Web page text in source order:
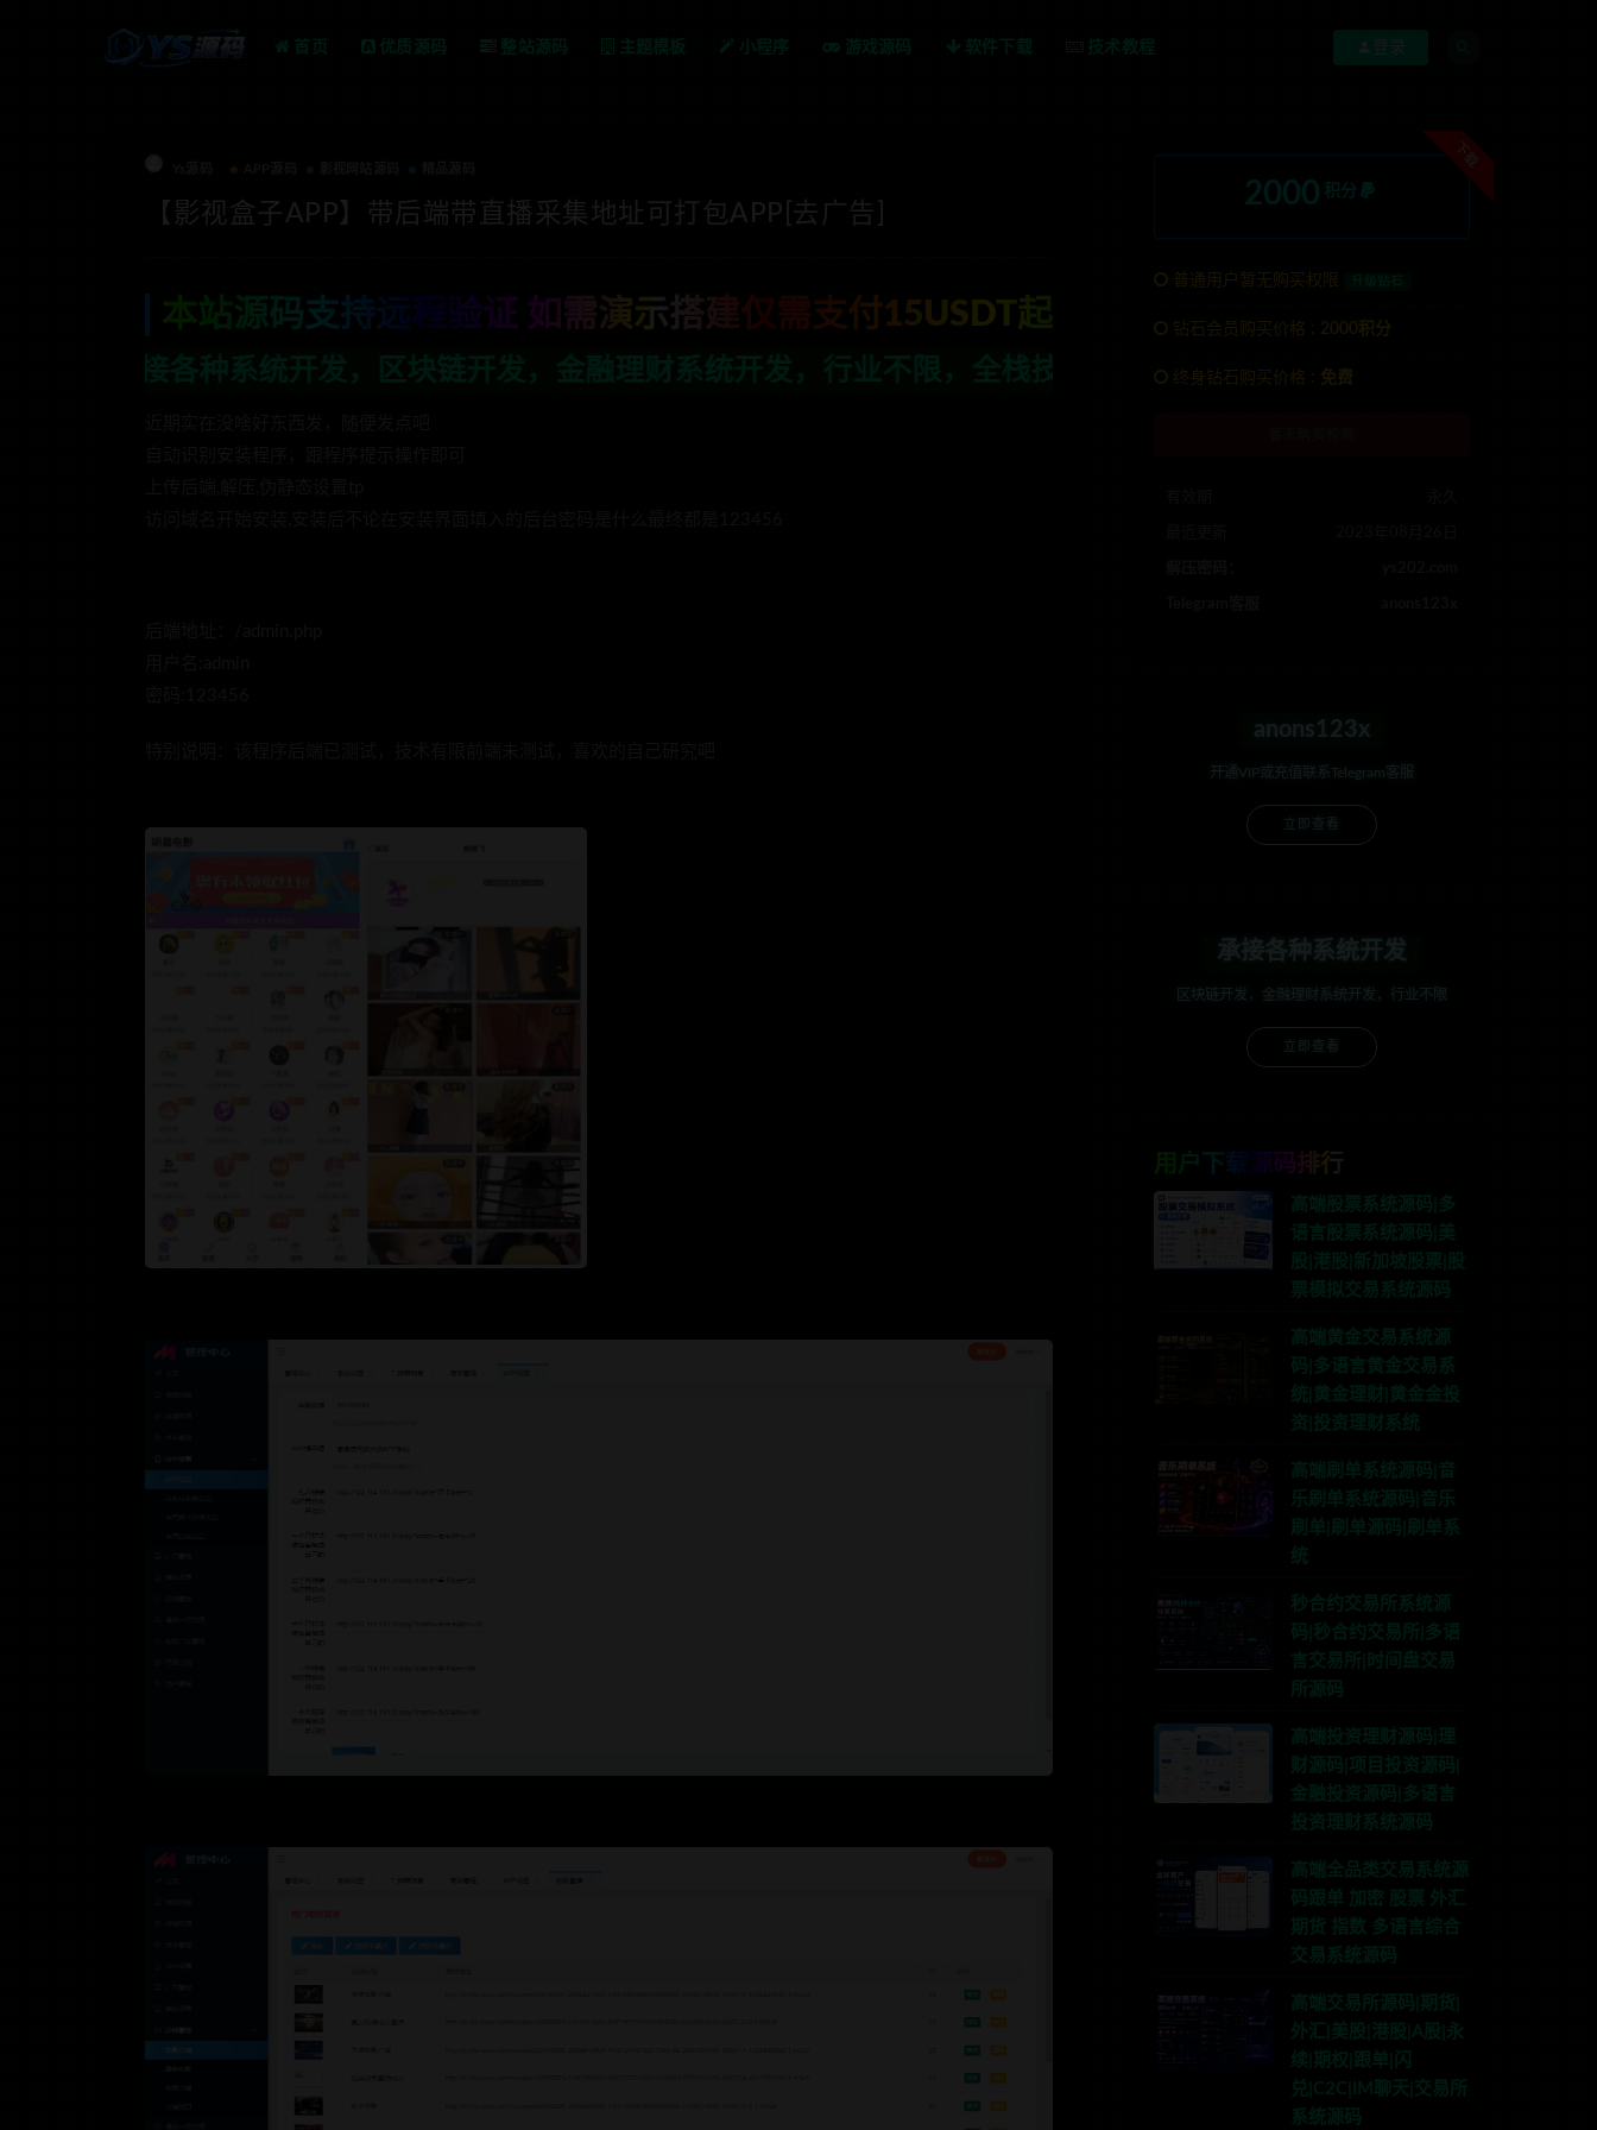
首页 优质源码 整站源码 主题模板 小程序 游戏源码 软件下载 技术教程 登录
【影视盒子APP】带后端带直播采集地址可打包APP[去广告]
本站源码支持远程验证 如需演示搭建仅需支付15USDT起
开发，区块链开发，金融理财系统开发，行业不限，全栈技术开发，定制，二开联系TG:anons123x
下载
2000 积分
普通用户暂无购买权限
钻石会员购买价格 : 2000积分
终身钻石购买价格 : 免费
anons123x
开通VIP或充值联系Telegram客服
立即查看
承接各种系统开发
区块链开发，金融理财系统开发，行业不限
立即查看
用户下载源码排行
高端股票系统源码|多
语言股票系统源码|美
股|港股|新加坡股票|股
票模拟交易系统源码
高端黄金交易系统源
码|多语言黄金交易系
统|黄金理财|黄金金投
资|投资理财系统
高端刷单系统源码|音
乐刷单系统源码|音乐
刷单|刷单源码|刷单系
统
秒合约交易所系统源
码|秒合约交易所|多语
言交易所|时间盘交易
所源码
高端投资理财源码|理
财源码|项目投资源码|
金融投资源码|多语言
投资理财系统源码
高端全品类交易系统源
码跟单 加密 股票 外汇
期货 指数 多语言综合
交易系统源码
高端交易所源码|期货|
外汇|美股|港股|A股|永
续|期权|跟单|闪
兑|C2C|IM聊天|交易所
系统源码